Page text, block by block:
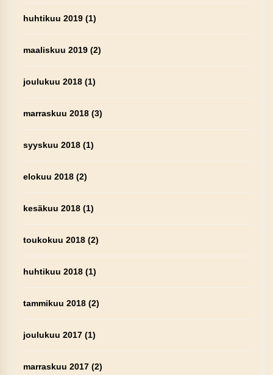
huhtikuu 2019(1)
maaliskuu 2019(2)
joulukuu 2018(1)
marraskuu 2018(3)
syyskuu 2018(1)
elokuu 2018(2)
kesäkuu 2018(1)
toukokuu 2018(2)
huhtikuu 2018(1)
tammikuu 2018(2)
joulukuu 2017(1)
marraskuu 2017(2)